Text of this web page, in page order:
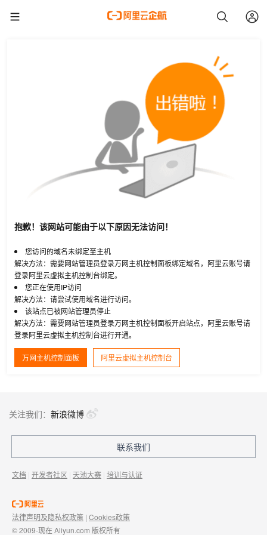
抱歉！该网站可能由于以下原因无法访问！
您访问的域名未绑定至主机
解决方法：需要网站管理员登录万网主机控制面板绑定域名，阿里云账号请
登录阿里云虚拟主机控制台绑定。
您正在使用IP访问
解决方法：请尝试使用域名进行访问。
该站点已被网站管理员停止
解决方法：需要网站管理员登录万网主机控制面板开启站点，阿里云账号请
登录阿里云虚拟主机控制台进行开通。
万网主机控制面板 阿里云虚拟主机控制台